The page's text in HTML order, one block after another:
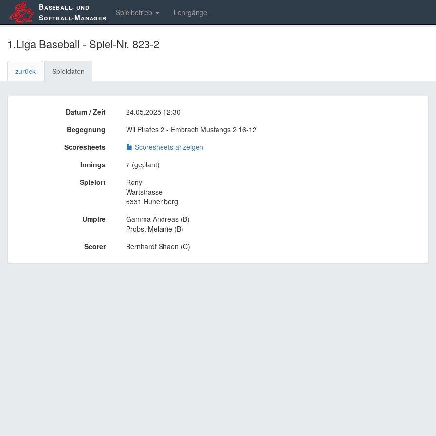
BASEBALL- UND
SOFTBALL-MANAGER
Spielbetrieb Lehrgänge
1.Liga Baseball - Spiel-Nr. 823-2
zurück Spieldaten
Datum / Zeit
24.05.2025 12:30
Begegnung
Wil Pirates 2 - Embrach Mustangs 2 16-12
Scoresheets
Scoresheets anzeigen
Innings
7 (geplant)
Spielort
Rony
Wartstrasse
6331 Hünenberg
Umpire
Gamma Andreas (B)
Probst Melanie (B)
Scorer
Bernhardt Shaen (C)